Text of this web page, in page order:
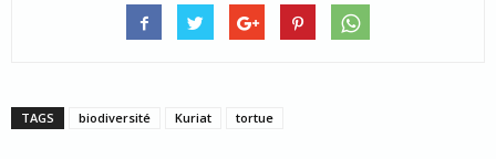
TAGS biodiversité Kuriat tortue